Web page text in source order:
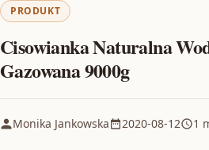
PRODUKT
Cisowianka Naturalna
Gazowana 9000g
Monika Jankowska 2020-08-12 1